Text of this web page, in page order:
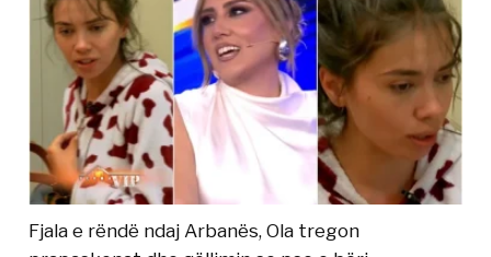
Fjala e rëndë ndaj Arbanës, Ola tregon